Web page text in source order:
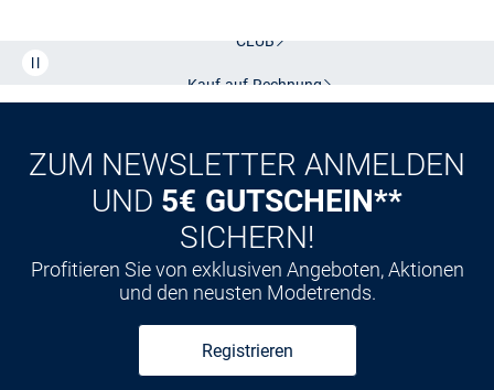
Kostenlose Lieferung und Retoure mit unserem Friends
CLUB
ZUM NEWSLETTER ANMELDEN
UND 5€ GUTSCHEIN**
SICHERN!
Profitieren Sie von exklusiven Angeboten, Aktionen
und den neusten Modetrends.
Registrieren